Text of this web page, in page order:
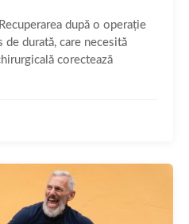
după o operație
de durată, care necesită
corectează